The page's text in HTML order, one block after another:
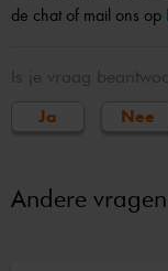
de chat of mail ons op
Is je vraag
Ja
Nee
Andere